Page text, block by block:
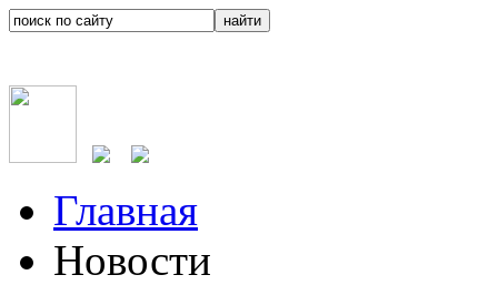
Главная
Новости